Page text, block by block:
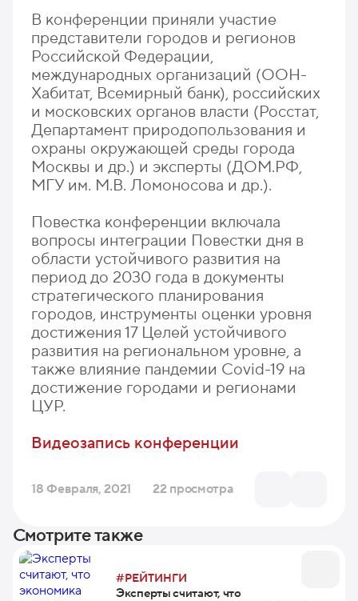
В конференции приняли участие
представители городов и регионов
Российской Федерации,
международных организаций (ООН-
Хабитат, Всемирный банк), российских
и московских органов власти (Росстат,
Департамент природопользования и
охраны окружающей среды города
Москвы и др.) и эксперты (ДОМ.РФ,
МГУ им. М.В. Ломоносова и др.).
Повестка конференции включала
вопросы интеграции Повестки дня в
области устойчивого развития на
период до 2030 года в документы
стратегического планирования
городов, инструменты оценки уровня
достижения 17 Целей устойчивого
развития на региональном уровне, а
также влияние пандемии Covid-19 на
достижение городами и регионами
ЦУР.
Видеозапись конференции
18 Февраля, 2021 22 просмотра
Смотрите также
#РЕЙТИНГИ
Эксперты считают, что